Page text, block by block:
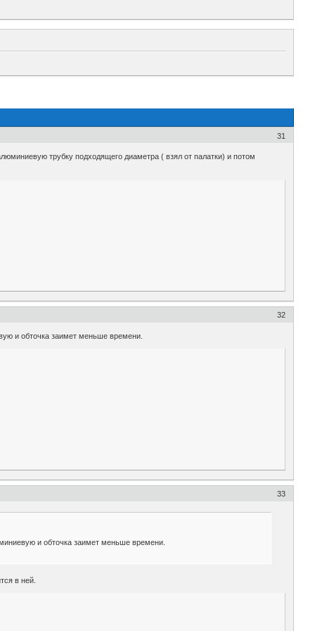
31
трубку подходящего диаметра ( взял от палатки) и потом
32
и обточка заимет меньше времени.
33
и обточка заимет меньше времени.
в ней.